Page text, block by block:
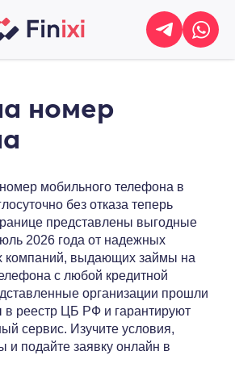
номер
мобильного телефона в
без отказа теперь
представлены выгодные
2026 года от надежных
компаний, выдающих займы на
с любой кредитной
организации прошли
в реестр ЦБ РФ и гарантируют
сервис. Изучите условия,
и подайте заявку онлайн в